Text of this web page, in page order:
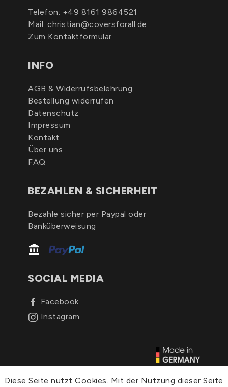
Diese Seite nutzt Cookies. Mit der Nutzung dieser Seite
Telefon: +49 8161 9864521
Mail: christian@coversforall.de
Zum Kontaktformular
INFO
AGB & Widerrufsbelehrung
Bestellung widerrufen
Datenschutz
Impressum
Kontakt
Über uns
FAQ
BEZAHLEN & SICHERHEIT
Bezahle sicher per Paypal oder
Banküberweisung
SOCIAL MEDIA
Facebook
Instagram